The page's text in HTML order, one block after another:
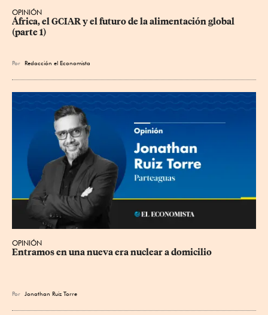
OPINIÓN
África, el GCIAR y el futuro de la alimentación global
(parte 1)
Por Redacción el Economista
OPINIÓN
Entramos en una nueva era nuclear a domicilio
Por Jonathan Ruiz Torre